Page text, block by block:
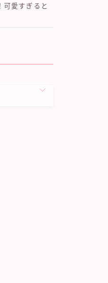
可愛すぎると